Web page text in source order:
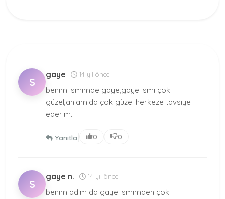
S
gaye 14 yıl önce
benim ismimde gaye,gaye ismi çok
güzel,anlamıda çok güzel herkeze tavsiye
ederim.
Yanıtla 0 0
S
gaye n. 14 yıl önce
benim adım da gaye ismimden çok